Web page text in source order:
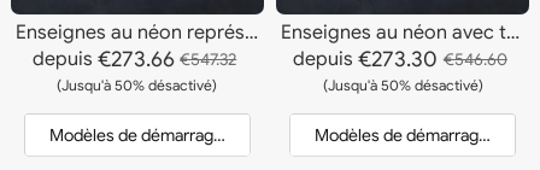
Enseignes au néon représentant un astronaute surfant sur une pilule
depuis €273.66 €547.32
(Jusqu'à 50% désactivé)
Modèles de démarrage et devis
Enseignes au néon avec tête de mort
depuis€273.30 €546.60
(Jusqu'à 50% désactivé)
Modèles de démarrage et